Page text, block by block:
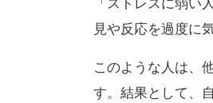
「ストレスに弱
見や反応を過度に
このような人は、
す。結果として、